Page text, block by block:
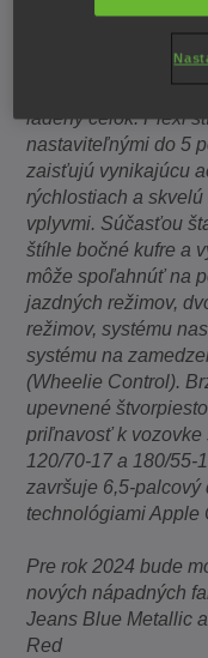
Twin. Vďaka tomu
ponúka pohodlie,
Nízko umiestnené
ladený celok. Plexi
nastaviteľnými do 5
zaisťujú vynikajúcu
rýchlostiach a
vplyvmi. Súčasťou
štíhle bočné kufre a
môže spoľahnúť na
jazdných režimov,
režimov, systému
systému na
(Wheelie Control).
upevnené
priľnavosť k vozovke
120/70-17 a 180/55-
završuje 6,5-
technológiami
Pre rok 2024 bude
nových nápadných
Jeans Blue Metallic
Red